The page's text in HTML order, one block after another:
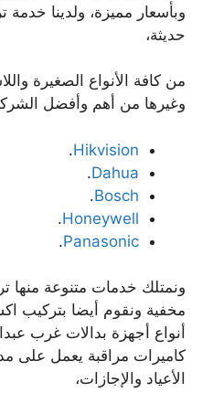
وبأسعار مميزة، ولدينا خدمة
حديثة،
من كافة الأنواع الصغيرة
وغيرها من أهم وأفضل
Hikvision
.
Dahua
.
Bosch
.
Honeywell
.
Panasonic
.
ونمتلك خدمات متنوعة منها
مخفية ونقوم أيضا بتركيب
أنواع أجهزة بدالات غرب
الأعياد والإجازات،